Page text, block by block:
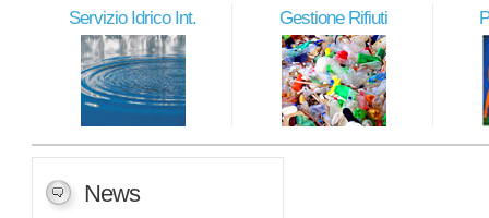
Servizio Idrico Int. Gestione Rifiuti
News